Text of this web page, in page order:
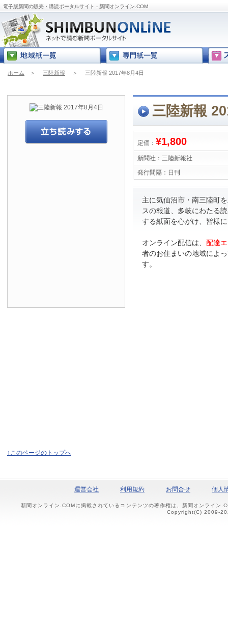
電子版新聞の販売・購読ポータルサイト - 新聞オンライン.COM
ホーム ＞ 三陸新報 ＞ 三陸新報 2017年8月4日
三陸新報
定価： ¥1,800
新聞社： 三陸新報社
発行間隔： 日刊
主に気仙沼市・南三陸町
スの報道、多岐にわたる
する紙面を心がけ、皆様
オンライン配信は、 配達
者のお住まいの地域によ
す。
↑このページのトップへ
運営会社 利用規約 お問合せ 個人
新聞オンライン.COMに掲載されているコンテンツの著作権は、新聞オンライン
Copyright(C) 2009-